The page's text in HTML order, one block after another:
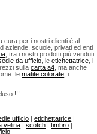
cura per i nostri clienti è al
aziende, scuole, privati ed enti
, tra i nostri prodotti più venduti
da ufficio , leetichettatrice , i
sullacarta a4 , ma anche
lematite colorate , i
!!!
ufficio |etichettatrice |
velina |scotch |timbro |